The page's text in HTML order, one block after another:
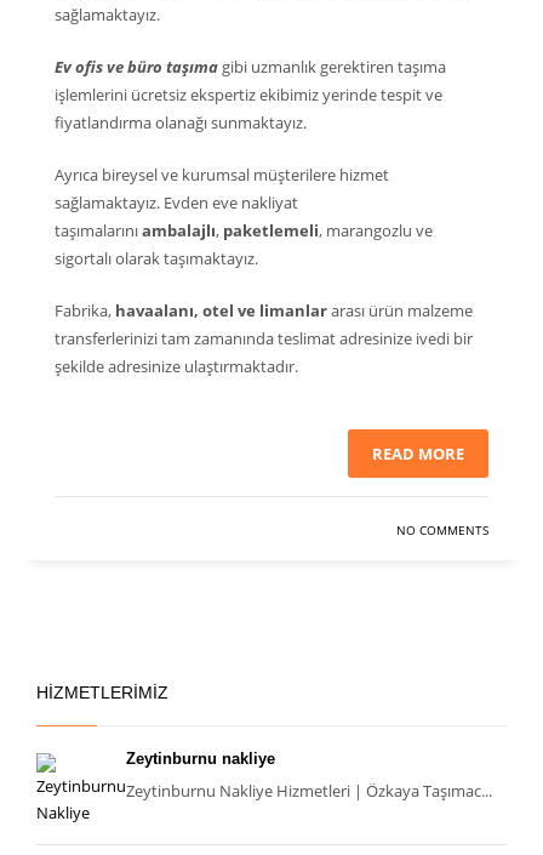
sağlamaktayız.
Ev ofis ve büro taşıma gibi uzmanlık gerektiren taşıma
işlemlerini ücretsiz ekspertiz ekibimiz yerinde tespit ve
fiyatlandırma olanağı sunmaktayız.
Ayrıca bireysel ve kurumsal müşterilere hizmet
sağlamaktayız. Evden eve nakliyat
taşımalarınıambalajlı, paketlemeli, marangozlu ve
sigortalı olarak taşımaktayız.
Fabrika, havaalanı, otel ve limanlararası ürün malzeme
transferlerinizi tam zamanında teslimat adresinize ivedi bir
şekilde adresinize ulaştırmaktadır.
READ MORE
NO COMMENTS
HIZMETLERIMIZ
Zeytinburnu nakliye
Zeytinburnu Nakliye Hizmetleri | Özkaya Taşımac...